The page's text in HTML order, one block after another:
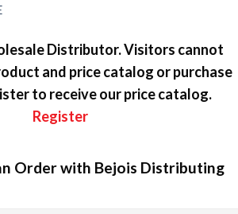
Distributor. Visitors cannot
and price catalog or purchase
to receive our price catalog.
Register
Order with Bejois Distributing